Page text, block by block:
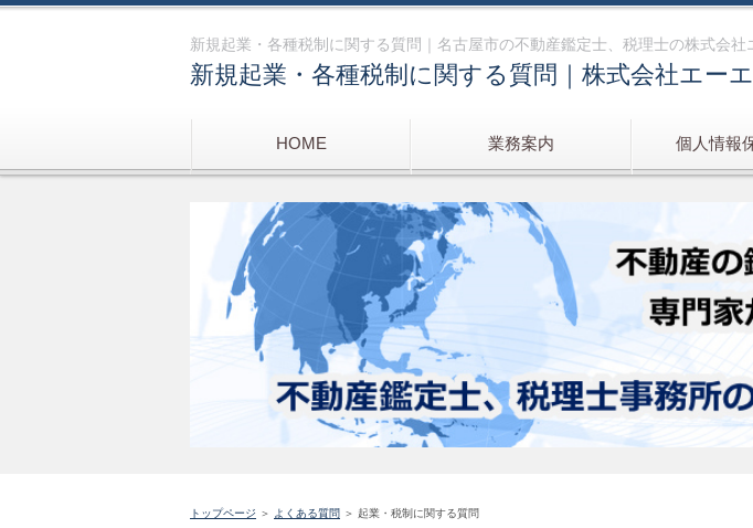
新規起業・各種税制に関する質問｜名古屋市の不動産鑑定士、税理士の株式会社
新規起業・各種税制に関する質問｜株式会社エー
HOME 業務案内 個人情報
トップページ ＞ よくある質問 ＞ 起業・税制に関する質問